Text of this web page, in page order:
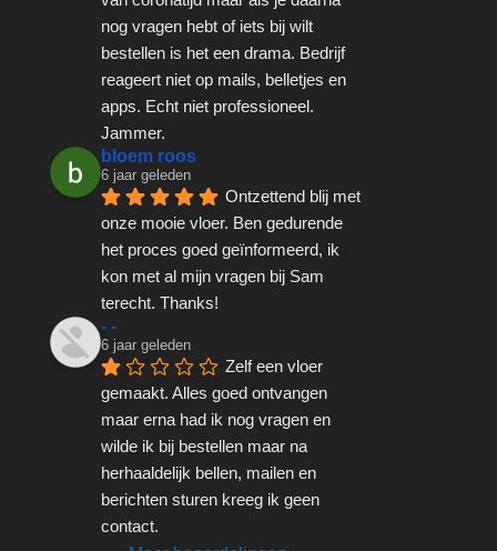
nog vragen hebt of iets bij wilt
bestellen is het een drama. Bedrijf
reageert niet op mails, belletjes en
apps. Echt niet professioneel.
Jammer.
bloem roos
6 jaar geleden
Ontzettend blij met
onze mooie vloer. Ben gedurende
het proces goed geïnformeerd, ik
kon met al mijn vragen bij Sam
terecht. Thanks!
- -
6 jaar geleden
Zelf een vloer
gemaakt. Alles goed ontvangen
maar erna had ik nog vragen en
wilde ik bij bestellen maar na
herhaaldelijk bellen, mailen en
berichten sturen kreeg ik geen
contact.